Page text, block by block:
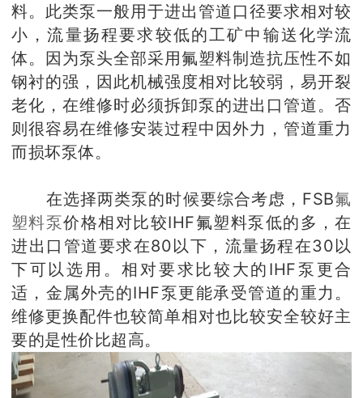
料。此类泵一般用于进出管道口径要求相对较
小，流量扬程要求较低的工矿中输送化学流
体。因为泵头全部采用氟塑料制造抗压性不如
钢衬的强，因此机械强度相对比较弱，易开裂
老化，在维修时必须拆卸泵的进出口管道。否
则很容易在维修安装过程中因外力，管道重力
而损坏泵体。
在选择两类泵的时候要综合考虑，FSB氟
塑料泵价格相对比较IHF氟塑料泵低的多，在
进出口管道要求在80以下，流量扬程在30以
下可以选用。相对要求比较大的IHF泵更合
适，金属外壳的IHF泵更能承受管道的重力。
维修更换配件也较简单相对也比较安全较好主
要的是性价比超高。